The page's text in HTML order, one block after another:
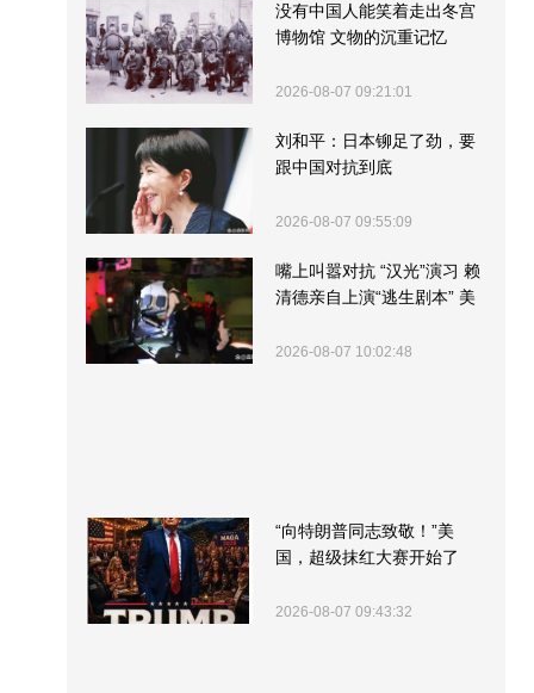
没有中国人能笑着走出冬宫
博物馆 文物的沉重记忆
2026-08-07 09:21:01
刘和平：日本铆足了劲，要
跟中国对抗到底
2026-08-07 09:55:09
嘴上叫嚣对抗 “汉光”演习 赖
清德亲自上演“逃生剧本” 美
2026-08-07 10:02:48
“向特朗普同志致敬！”美
国，超级抹红大赛开始了
2026-08-07 09:43:32